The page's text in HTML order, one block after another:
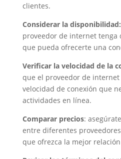
clientes.
Considerar la disponibilidad:
proveedor de internet tenga
que pueda ofrecerte una
Verificar la velocidad de la
que el proveedor de
velocidad de conexión que
actividades en línea.
Comparar precios:
entre diferentes
que ofrezca la mejor